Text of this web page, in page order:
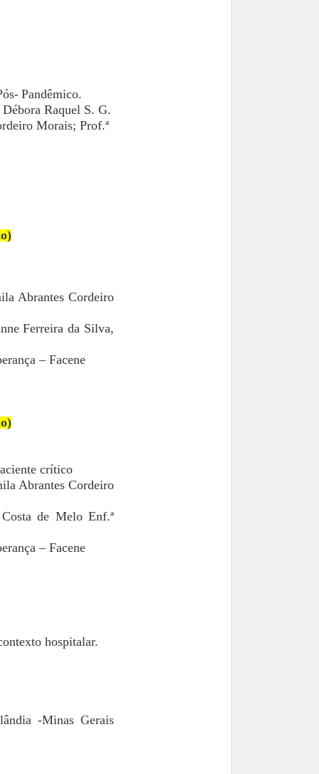
Pandêmico.
Raquel S. G.
Morais; Prof.ª
Abrantes Cordeiro
Ferreira da Silva,
– Facene
crítico
Abrantes Cordeiro
de Melo Enf.ª
– Facene
hospitalar.
-Minas Gerais